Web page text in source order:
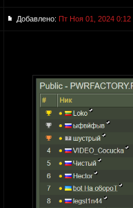
Добавлено: Пт Ноя 01, 2024 0:12